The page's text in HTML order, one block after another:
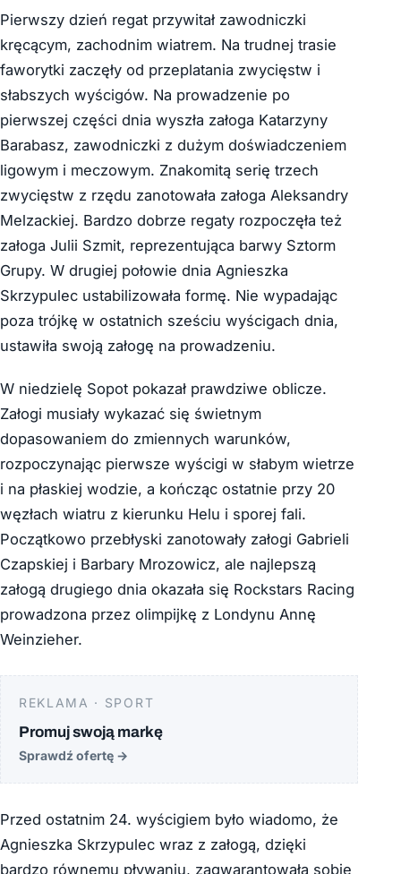
Pierwszy dzień regat przywitał zawodniczki
kręcącym, zachodnim wiatrem. Na trudnej trasie
faworytki zaczęły od przeplatania zwycięstw i
słabszych wyścigów. Na prowadzenie po
pierwszej części dnia wyszła załoga Katarzyny
Barabasz, zawodniczki z dużym doświadczeniem
ligowym i meczowym. Znakomitą serię trzech
zwycięstw z rzędu zanotowała załoga Aleksandry
Melzackiej. Bardzo dobrze regaty rozpoczęła też
załoga Julii Szmit, reprezentująca barwy Sztorm
Grupy. W drugiej połowie dnia Agnieszka
Skrzypulec ustabilizowała formę. Nie wypadając
poza trójkę w ostatnich sześciu wyścigach dnia,
ustawiła swoją załogę na prowadzeniu.
W niedzielę Sopot pokazał prawdziwe oblicze.
Załogi musiały wykazać się świetnym
dopasowaniem do zmiennych warunków,
rozpoczynając pierwsze wyścigi w słabym wietrze
i na płaskiej wodzie, a kończąc ostatnie przy 20
węzłach wiatru z kierunku Helu i sporej fali.
Początkowo przebłyski zanotowały załogi Gabrieli
Czapskiej i Barbary Mrozowicz, ale najlepszą
załogą drugiego dnia okazała się Rockstars Racing
prowadzona przez olimpijkę z Londynu Annę
Weinzieher.
REKLAMA · SPORT
Promuj swoją markę
Sprawdź ofertę →
Przed ostatnim 24. wyścigiem było wiadomo, że
Agnieszka Skrzypulec wraz z załogą, dzięki
bardzo równemu pływaniu, zagwarantowała sobie